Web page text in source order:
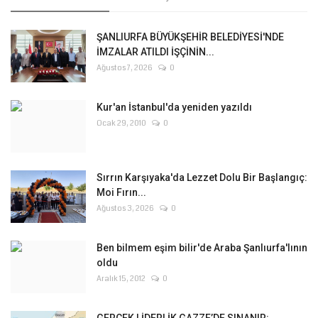
ŞANLIURFA BÜYÜKŞEHİR BELEDİYESİ'NDE
İMZALAR ATILDI İŞÇİNİN...
Ağustos 7, 2026 0
Kur'an İstanbul'da yeniden yazıldı
Ocak 29, 2010 0
Sırrın Karşıyaka'da Lezzet Dolu Bir Başlangıç:
Moi Fırın...
Ağustos 3, 2026 0
Ben bilmem eşim bilir'de Araba Şanlıurfa'lının
oldu
Aralık 15, 2012 0